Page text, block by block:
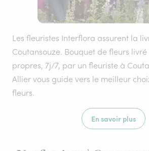
Les fleuristes Interflora assurent la
Coutansouze. Bouquet de fleurs livré
propres, 7j/7, par un fleuriste à
Allier vous guide vers le meilleur
fleurs.
En savoir plus